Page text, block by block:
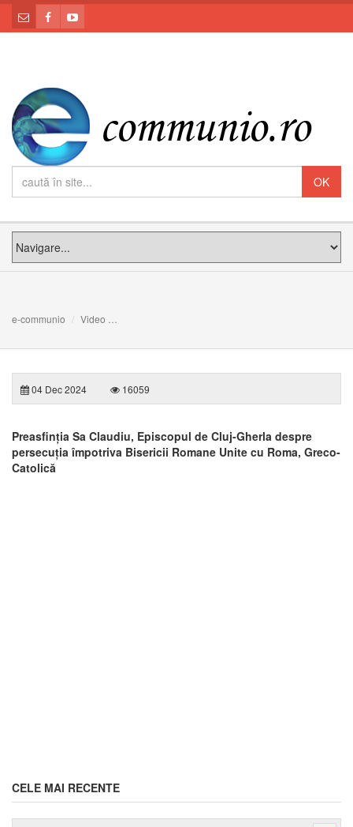
e-communio Video
04 Dec 2024 16059
Preasfinția Sa Claudiu, Episcopul de Cluj-Gherla despre
persecuția împotriva Bisericii Romane Unite cu Roma, Greco-
Catolică
CELE MAI RECENTE